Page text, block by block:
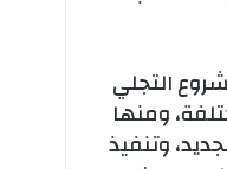
التجلي
ومنها
وتنفيذ